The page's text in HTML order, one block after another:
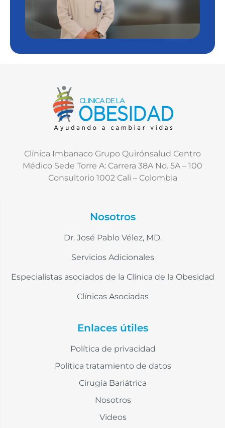
Clínica Imbanaco Grupo Quirónsalud Centro
Médico Sede Torre A: Carrera 38A No. 5A – 100
Consultorio 1002 Cali – Colombia
Nosotros
Dr. José Pablo Vélez, MD.
Servicios Adicionales
Especialistas asociados de la Clínica de la Obesidad
Clínicas Asociadas
Enlaces útiles
Política de privacidad
Política tratamiento de datos
Cirugía Bariátrica
Nosotros
Videos